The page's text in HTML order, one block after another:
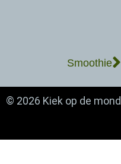
Smoothie
© 2026 Kiek op de mond